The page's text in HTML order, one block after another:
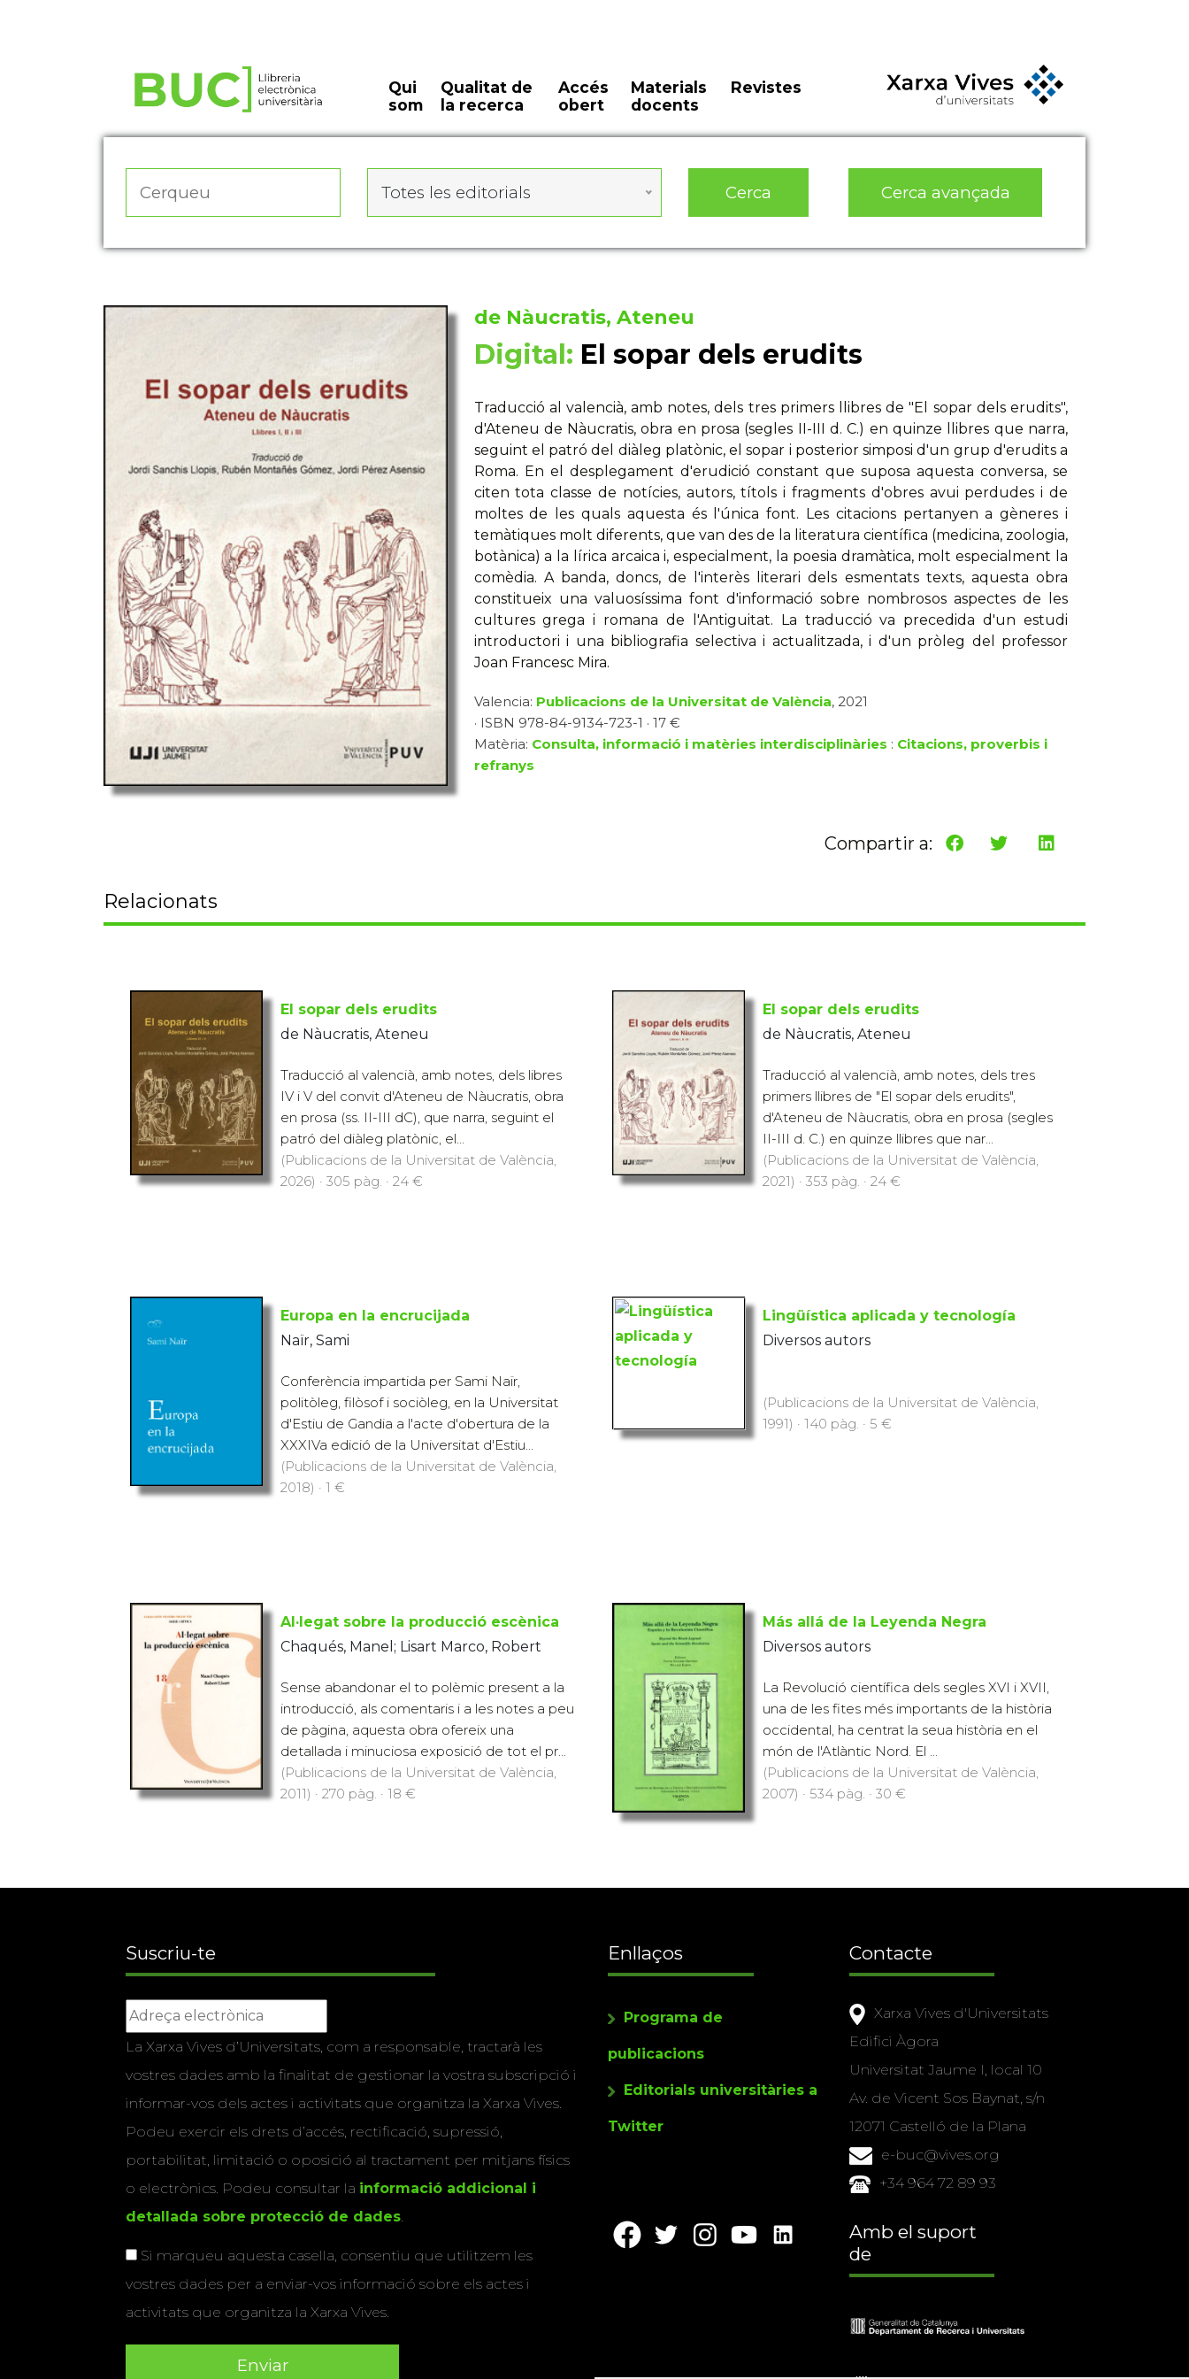
Qui
som
Qualitat de
la recerca
Accés
obert
Materials
docents
Revistes
Totes les editorials Cerca Cerca avançada
de Nàucratis, Ateneu
Digital: El sopar dels erudits
Traducció al valencià, amb notes, dels tres primers llibres de "El sopar dels erudits",
d'Ateneu de Nàucratis, obra en prosa (segles II-III d. C.) en quinze llibres que narra,
seguint el patró del diàleg platònic, el sopar i posterior simposi d'un grup d'erudits a
Roma. En el desplegament d'erudició constant que suposa aquesta conversa, se
citen tota classe de notícies, autors, títols i fragments d'obres avui perdudes i de
moltes de les quals aquesta és l'única font. Les citacions pertanyen a gèneres i
temàtiques molt diferents, que van des de la literatura científica (medicina, zoologia,
botànica) a la lírica arcaica i, especialment, la poesia dramàtica, molt especialment la
comèdia. A banda, doncs, de l'interès literari dels esmentats texts, aquesta obra
constitueix una valuosíssima font d'informació sobre nombrosos aspectes de les
cultures grega i romana de l'Antiguitat. La traducció va precedida d'un estudi
introductori i una bibliografia selectiva i actualitzada, i d'un pròleg del professor
Joan Francesc Mira.
Valencia: Publicacions de la Universitat de València, 2021
· ISBN 978-84-9134-723-1 · 17 €
Matèria: Consulta, informació i matèries interdisciplinàries : Citacions, proverbis i
refranys
Compartir a:
Relacionats
El sopar dels erudits
de Nàucratis, Ateneu
Traducció al valencià, amb notes, dels libres
IV i V del convit d'Ateneu de Nàucratis, obra
en prosa (ss. II-III dC), que narra, seguint el
patró del diàleg platònic, el...
(Publicacions de la Universitat de València,
2026) · 305 pàg. · 24 €
El sopar dels erudits
de Nàucratis, Ateneu
Traducció al valencià, amb notes, dels tres
primers llibres de "El sopar dels erudits",
d'Ateneu de Nàucratis, obra en prosa (segles
II-III d. C.) en quinze llibres que nar...
(Publicacions de la Universitat de València,
2021) · 353 pàg. · 24 €
Europa en la encrucijada
Naïr, Sami
Conferència impartida per Sami Naïr,
politòleg, filòsof i sociòleg, en la Universitat
d'Estiu de Gandia a l'acte d'obertura de la
XXXIVa edició de la Universitat d'Estiu...
(Publicacions de la Universitat de València,
2018) · 1 €
Lingüística aplicada y tecnología
Diversos autors
(Publicacions de la Universitat de València,
1991) · 140 pàg. · 5 €
Al·legat sobre la producció escènica
Chaqués, Manel; Lisart Marco, Robert
Sense abandonar el to polèmic present a la
introducció, als comentaris i a les notes a peu
de pàgina, aquesta obra ofereix una
detallada i minuciosa exposició de tot el pr...
(Publicacions de la Universitat de València,
2011) · 270 pàg. · 18 €
Más allá de la Leyenda Negra
Diversos autors
La Revolució científica dels segles XVI i XVII,
una de les fites més importants de la història
occidental, ha centrat la seua història en el
món de l'Atlàntic Nord. El ...
(Publicacions de la Universitat de València,
2007) · 534 pàg. · 30 €
Suscriu-te
La Xarxa Vives d’Universitats, com a responsable, tractarà les
vostres dades amb la finalitat de gestionar la vostra subscripció i
informar-vos dels actes i activitats que organitza la Xarxa Vives.
Podeu exercir els drets d’accés, rectificació, supressió,
portabilitat, limitació o oposició al tractament per mitjans físics
o electrònics. Podeu consultar la informació addicional i
detallada sobre protecció de dades.
Si marqueu aquesta casella, consentiu que utilitzem les
vostres dades per a enviar-vos informació sobre els actes i
activitats que organitza la Xarxa Vives.
Enllaços
Programa de
publicacions
Editorials universitàries a
Twitter
Contacte
Xarxa Vives d'Universitats
Edifici Àgora
Universitat Jaume I, local 10
Av. de Vicent Sos Baynat, s/n
12071 Castelló de la Plana
e-buc@vives.org
+34 964 72 89 93
Amb el suport
de